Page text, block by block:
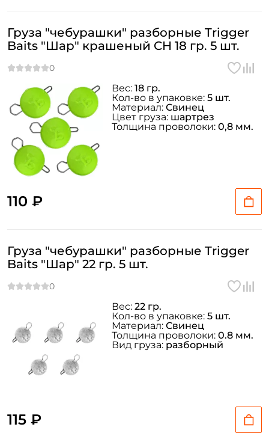
Груза "чебурашки" разборные Trigger
Baits "Шар" крашеный CH 18 гр. 5 шт.
110 ₽
Вес: 18 гр.
Кол-во в упаковке: 5 шт.
Материал: Свинец
Цвет груза: шартрез
Толщина проволоки: 0,8 мм.
Груза "чебурашки" разборные Trigger
Baits "Шар" 22 гр. 5 шт.
115 ₽
Вес: 22 гр.
Кол-во в упаковке: 5 шт.
Материал: Свинец
Толщина проволоки: 0.8 мм.
Вид груза: разборный